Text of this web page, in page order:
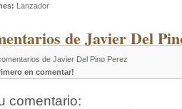
Lanzador
de Javier Del
de Javier Del Pino Perez
en comentar!
comentario: